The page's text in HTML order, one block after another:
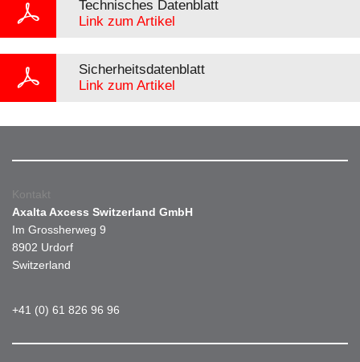
Technisches Datenblatt
Link zum Artikel
Sicherheitsdatenblatt
Link zum Artikel
Kontakt
Axalta Axcess Switzerland GmbH
Im Grossherweg 9
8902 Urdorf
Switzerland
+41 (0) 61 826 96 96